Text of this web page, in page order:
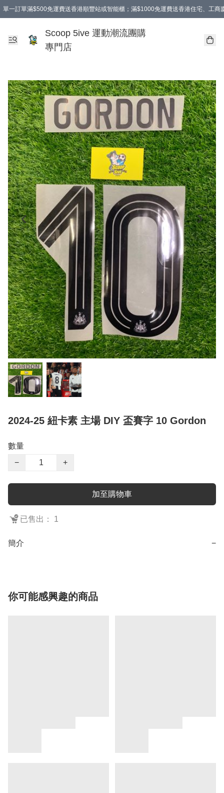
單一訂單滿$500免運費送香港順豐站或智能櫃；滿$1000免運費送香港住宅、工商
Scoop 5ive 運動潮流團購
專門店
2024-25 紐卡素 主場 DIY 盃賽字 10 Gordon
數量
−
+
加至購物車
已售出： 1
簡介 −
你可能感興趣的商品